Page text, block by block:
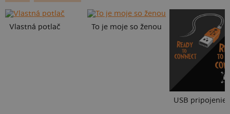
Vlastná potlač To je moje so ženou
USB pripojenie